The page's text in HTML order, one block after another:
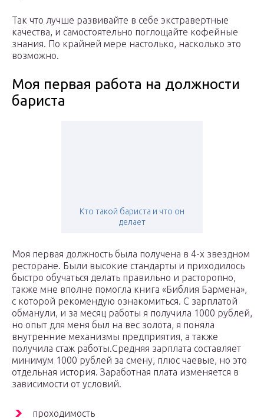
Так что лучше развивайте в себе экстравертные
качества, и самостоятельно поглощайте кофейные
знания. По крайней мере настолько, насколько это
возможно.
Моя первая работа на должности
бариста
Кто такой бариста и что он
делает
Моя первая должность была получена в 4-х звездном
ресторане. Были высокие стандарты и приходилось
быстро обучаться делать правильно и расторопно,
также мне вполне помогла книга «Библия Бармена»,
с которой рекомендую ознакомиться. С зарплатой
обманули, и за месяц работы я получила 1000 рублей,
но опыт для меня был на вес золота, я поняла
внутренние механизмы предприятия, а также
получила стаж работы.Средняя зарплата составляет
минимум 1000 рублей за смену, плюс чаевые, но это
отдельная история. Заработная плата изменяется в
зависимости от условий.
проходимость